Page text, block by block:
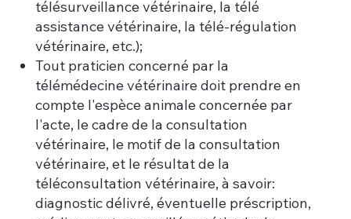
télésurveillance vétérinaire, la télé
assistance vétérinaire, la télé-régulation
vétérinaire, etc.);
Tout praticien concerné par la
télémédecine vétérinaire doit prendre en
compte l'espèce animale concernée par
l'acte, le cadre de la consultation
vétérinaire, le motif de la consultation
vétérinaire, et le résultat de la
téléconsultation vétérinaire, à savoir:
diagnostic délivré, éventuelle préscription,